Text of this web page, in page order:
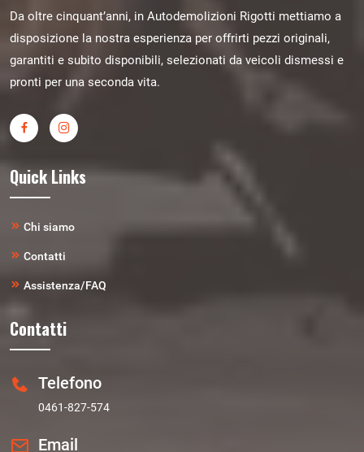
Da oltre cinquant’anni, in Autodemolizioni Rigotti mettiamo a
disposizione la nostra esperienza per offrirti pezzi originali,
garantiti e subito disponibili, selezionati da veicoli dismessi e
pronti per una seconda vita.
Quick Links
Chi siamo
Contatti
Assistenza/FAQ
Contatti
Telefono
0461-827-574
Email